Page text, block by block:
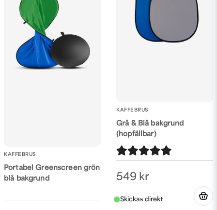
KAFFEBRUS
Portabel Greenscreen grön
blå bakgrund
KAFFEBRUS
Grå & Blå bakgrund
(hopfällbar)
549 kr